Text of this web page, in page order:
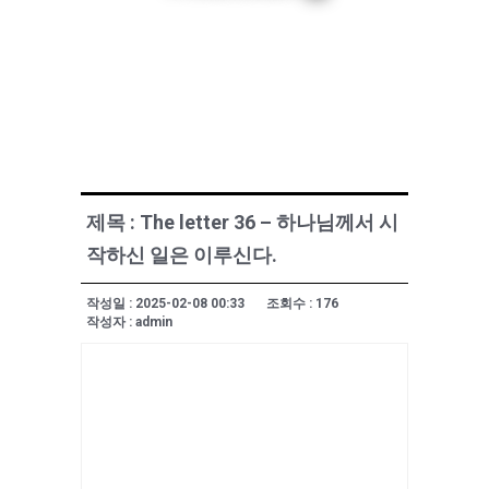
제목 : The letter 36 – 하나님께서 시
작하신 일은 이루신다.
작성일 : 2025-02-08 00:33
조회수 : 176
작성자 : admin